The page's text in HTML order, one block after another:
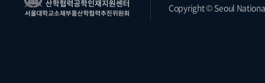
Copyright © Seoul